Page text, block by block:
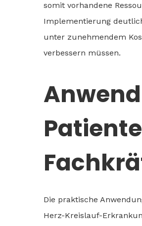
somit vorhandene
Implementierung
unter zunehmendem
verbessern müssen.
Die praktische
Herz-Kreislauf-